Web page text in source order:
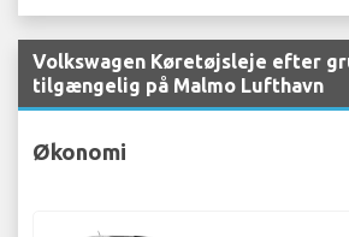
Volkswagen Køretøjsleje efter
tilgængelig på Malmo Lufthavn
Økonomi